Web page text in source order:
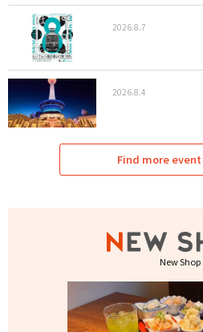
2026.8.7
2026.8.4
Find more
New Shop